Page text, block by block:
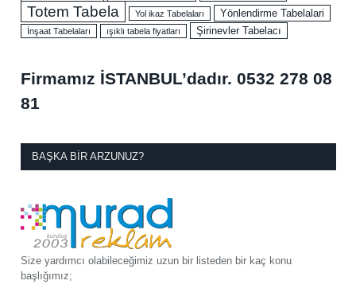
Totem Tabela Yol ikaz Tabelaları Yönlendirme Tabelalari
İnşaat Tabelaları ışıklı tabela fiyatları Şirinevler Tabelacı
Firmamız İSTANBUL’dadır. 0532 278 08
81
BAŞKA BIR ARZUNUZ?
Size yardımcı olabileceğimiz uzun bir listeden bir kaç konu
başlığımız;